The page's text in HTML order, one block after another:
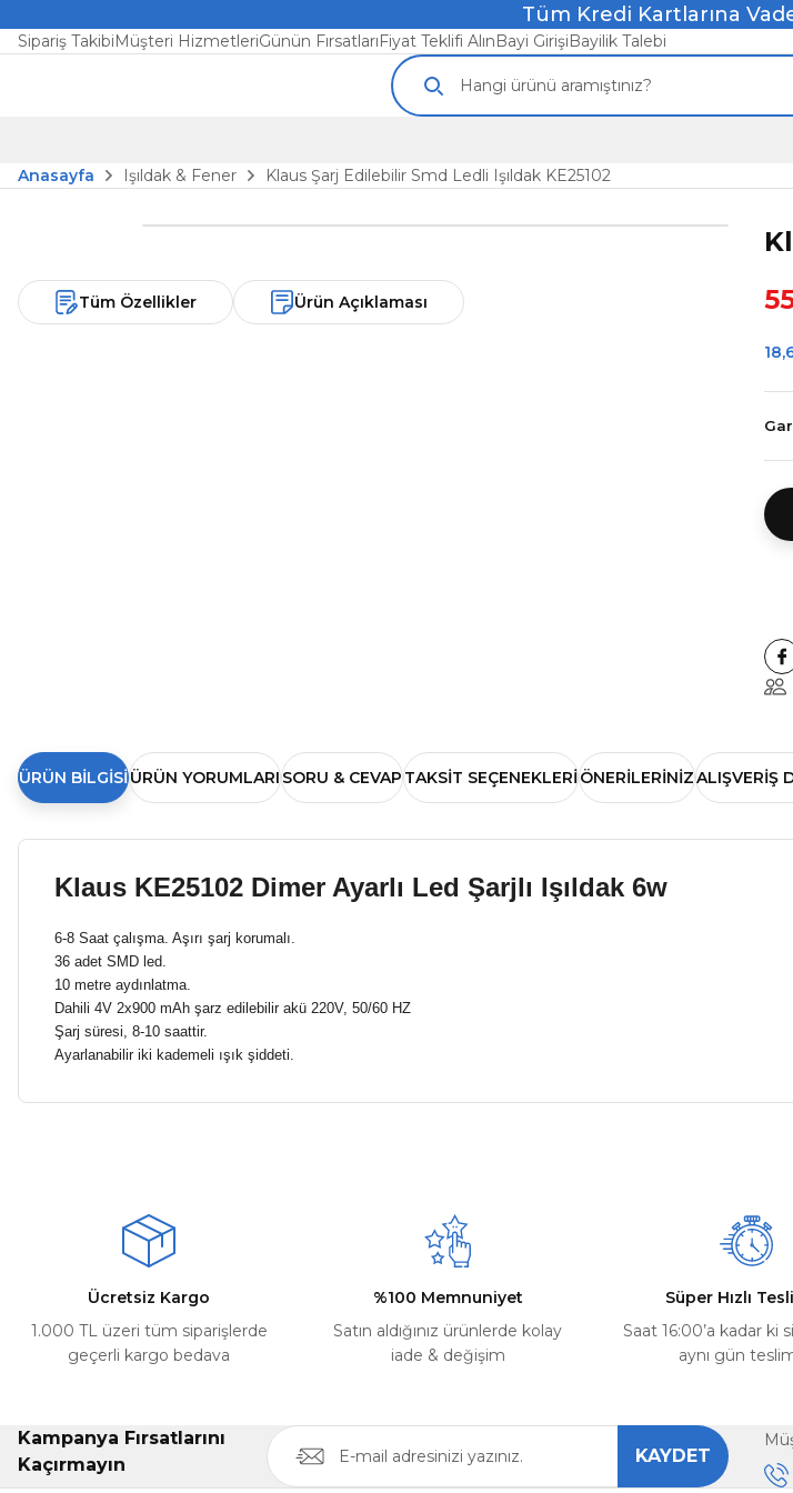
Tüm Kredi Kartlarına
Sipariş TakibiMüşteri HizmetleriGünün FırsatlarıFiyat Teklifi AlınBayi GirişiBayilik Talebi
Anasayfa
Işıldak & Fener Klaus Şarj Edilebilir Smd Ledli Işıldak KE25102
Tüm Özellikler Ürün Açıklaması
ÜRÜN BILGISI ÜRÜN YORUMLARISORU & CEVAPTAKSIT SEÇENEKLERIÖNERILERINIZALIŞVERIŞ
Klaus KE25102 Dimer Ayarlı Led Şarjlı Işıldak 6w
6-8 Saat çalışma. Aşırı şarj korumalı.
36 adet SMD led.
10 metre aydınlatma.
Dahili 4V 2x900 mAh şarz edilebilir akü 220V, 50/60 HZ
Şarj süresi, 8-10 saattir.
Ayarlanabilir iki kademeli ışık şiddeti.
Ürün açıklamasında eksik bilgiler bulunuyor.
Ürün bilgilerinde hatalar bulunuyor.
Gönder
Ücretsiz Kargo
1.000 TL üzeri tüm siparişlerde
geçerli kargo bedava
%100 Memnuniyet
Satın aldığınız ürünlerde kolay
iade & değişim
Süper Hızlı
Saat 16:00’a kadar ki
aynı gün
Kampanya Fırsatlarını
Kaçırmayın
KAYDET